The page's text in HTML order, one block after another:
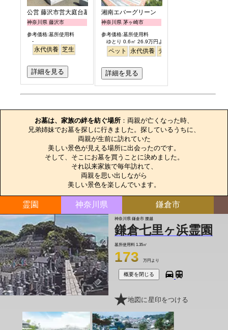
公営 藤沢市営大庭台墓園
神奈川県 藤沢市
参考価格:墓所使用料
-
永代供養 芝生
詳細を見る
湘南エバーグリーン
神奈川県 茅ヶ崎市
参考価格:墓所使用料
ゆとり 0.6㎡ 26.9万円より
ペット 永代供養 デザイン
詳細を見る
お墓は、家族の絆を紡ぐ場所 ：両親が亡くなった時、
兄弟姉妹でお墓を探しに行きました。探しているうちに、
両親が生前に訪れていた
美しい景色が見える場所に出会ったのです。
そして、そこにお墓を買うことに決めました。
それ以来家族で毎年訪れて、
両親を思い出しながら
美しい景色を楽しんでいます。
霊園 神奈川県 鎌倉市
神奈川県 鎌倉市 腰越
鎌倉七里ヶ浜霊園
墓所使用料 1.35㎡
173 万円より
概要を閉じる
地図に星印をつける